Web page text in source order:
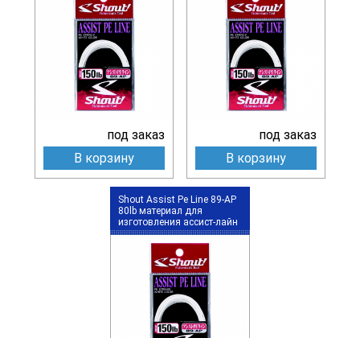
под заказ
В корзину
под заказ
В корзину
Shout Assist Pe Line 89-AP
80lb материал для
изготовления ассист-лайн